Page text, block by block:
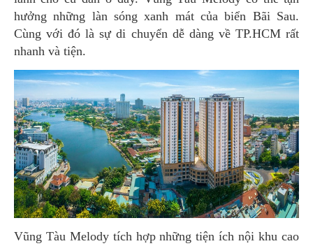
hưởng những làn sóng xanh mát của biển Bãi Sau.
Cùng với đó là sự di chuyển dễ dàng về TP.HCM rất
nhanh và tiện.
Vũng Tàu Melody tích hợp những tiện ích nội khu cao